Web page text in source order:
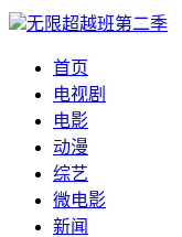
无限超越班第二季
首页
电视剧
电影
动漫
综艺
微电影
新闻